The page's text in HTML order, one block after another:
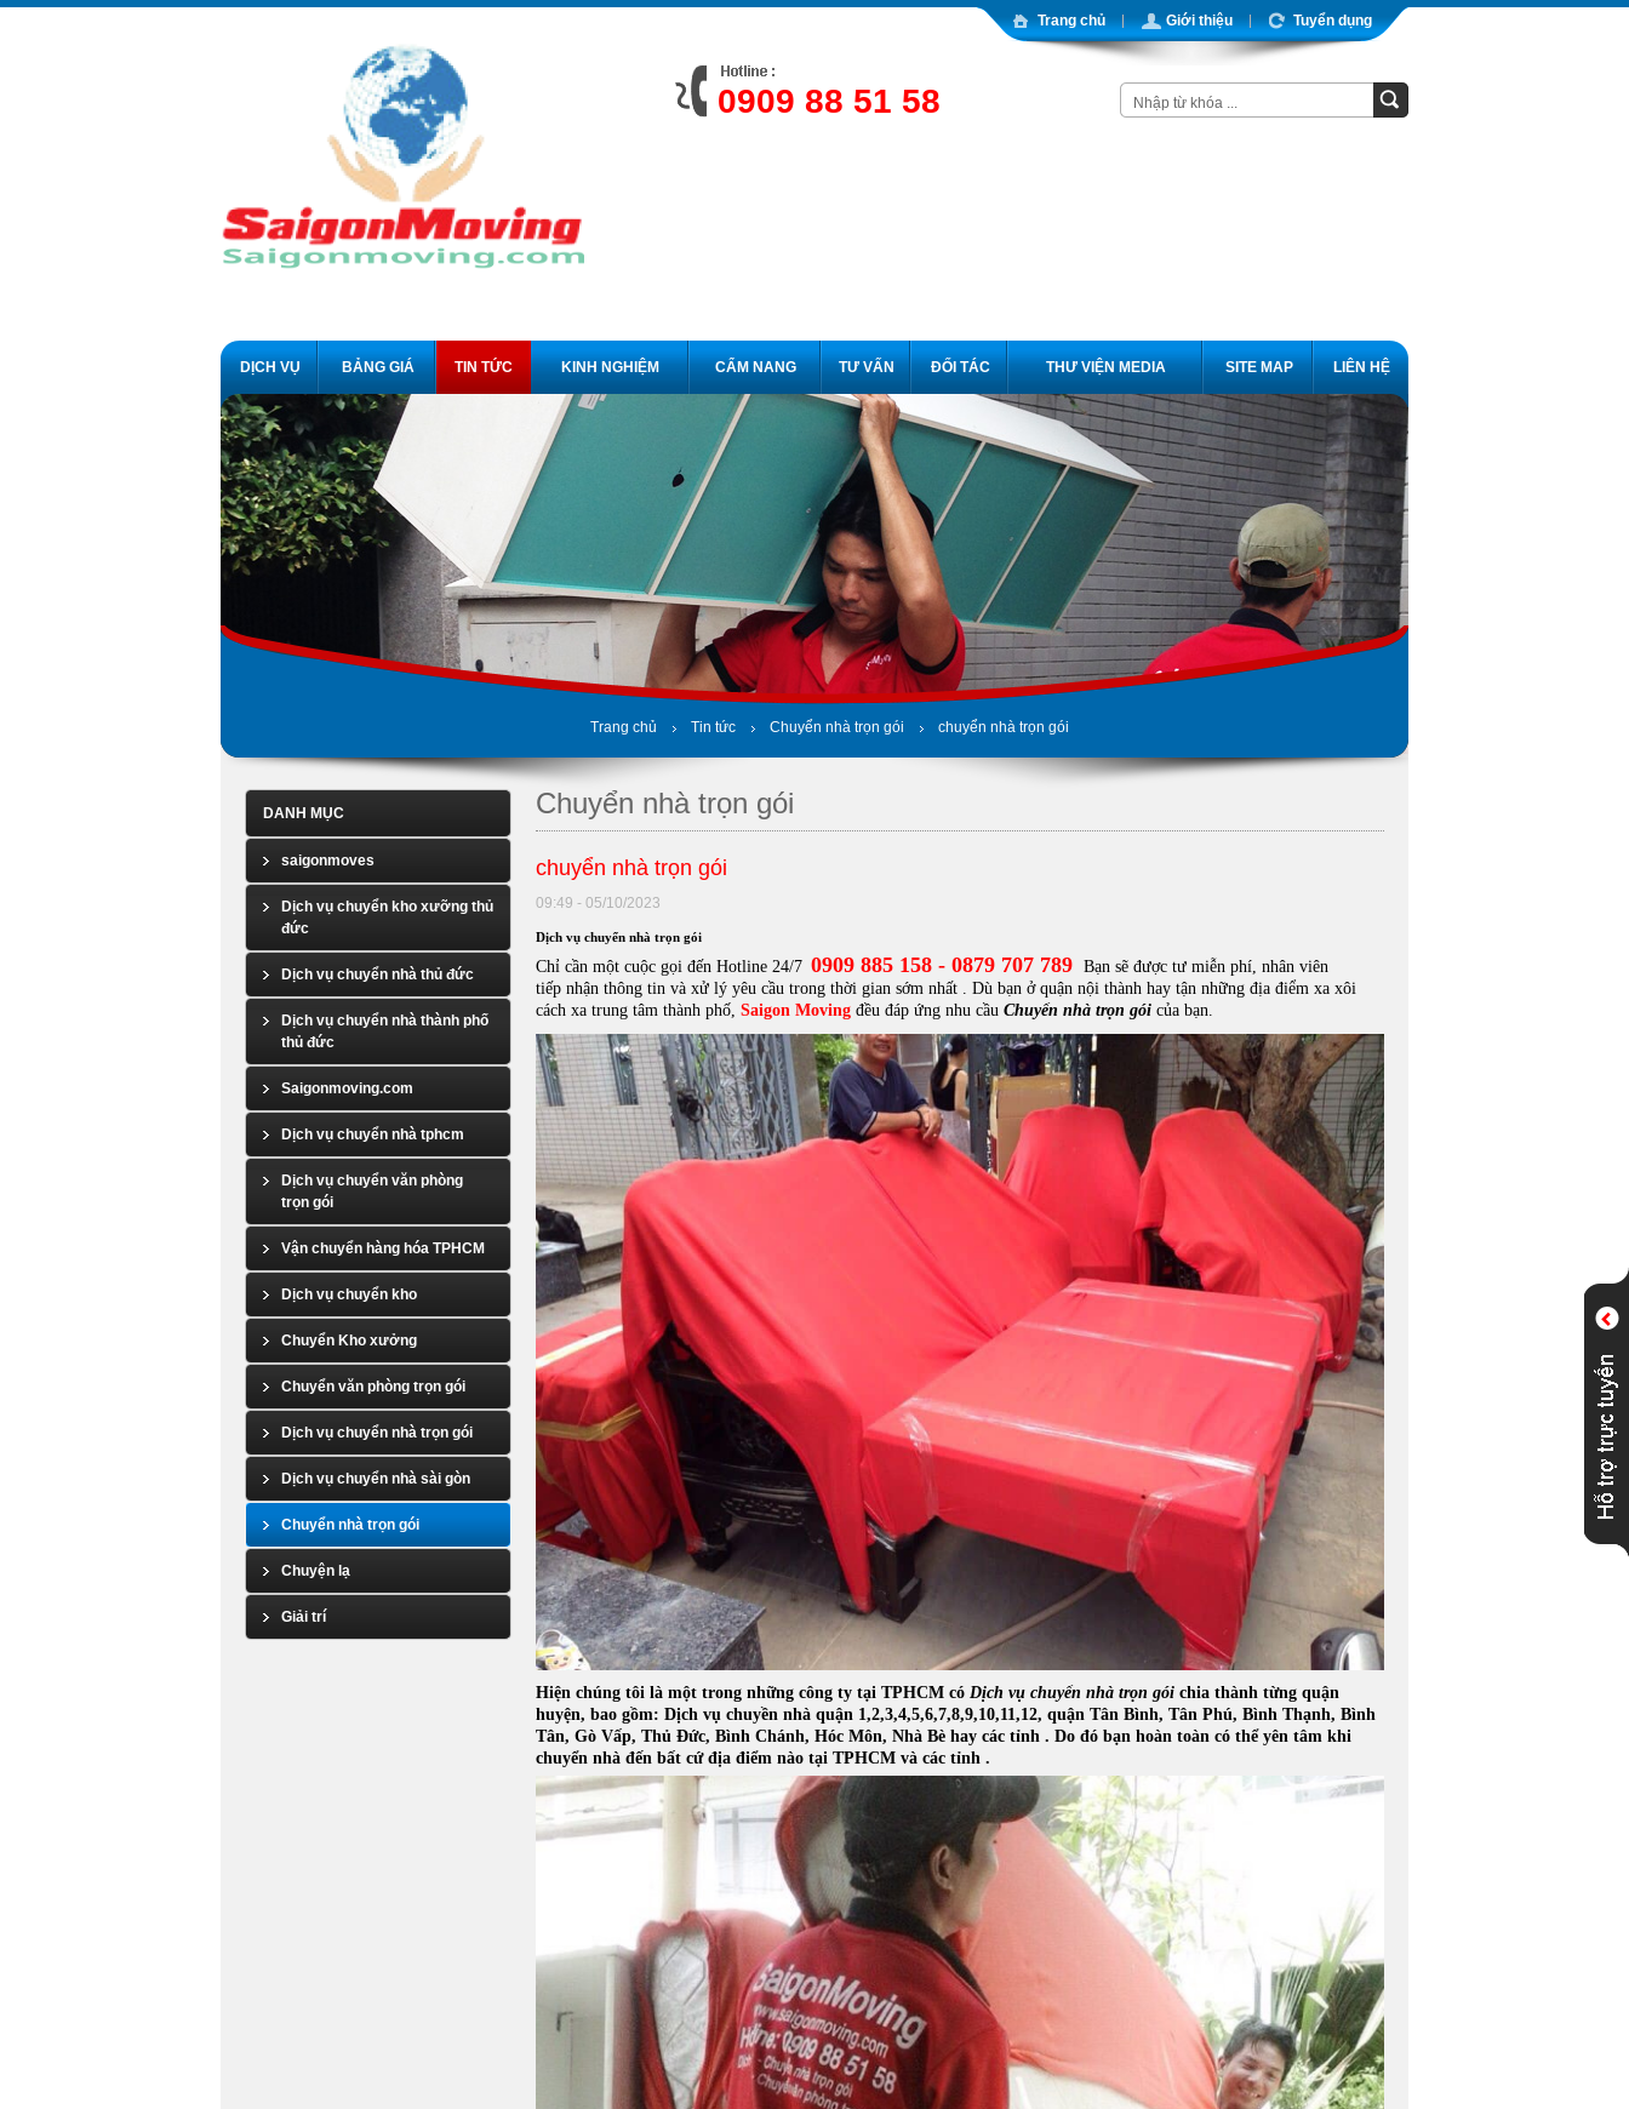
Trang chủ Giới thiệu Tuyển dụng
0909 88 51 58
DỊCH VỤ BẢNG GIÁ TIN TỨC KINH NGHIỆM CẨM NANG TƯ VẤN ĐỐI TÁC THƯ VIỆN MEDIA SITE MAP LIÊN HỆ
Trang chủ Tin tức Chuyển nhà trọn gói chuyển nhà trọn gói
DANH MỤC
saigonmoves
Dịch vụ chuyển kho xưỡng thủ
đức
Dịch vụ chuyển nhà thủ đức
Dịch vụ chuyển nhà thành phố
thủ đức
Saigonmoving.com
Dịch vụ chuyển nhà tphcm
Dịch vụ chuyển văn phòng
trọn gói
Vận chuyển hàng hóa TPHCM
Dịch vụ chuyển kho
Chuyển Kho xưởng
Chuyển văn phòng trọn gói
Dịch vụ chuyển nhà trọn gói
Dịch vụ chuyển nhà sài gòn
Chuyển nhà trọn gói
Chuyện lạ
Giải trí
Chuyển nhà trọn gói
chuyển nhà trọn gói
09:49 - 05/10/2023
Dịch vụ chuyển nhà trọn gói
Chỉ cần một cuộc gọi đến Hotline 24/7 0909 885 158 - 0879 707 789 Bạn sẽ được tư miễn phí, nhân viên
tiếp nhận thông tin và xử lý yêu cầu trong thời gian sớm nhất . Dù bạn ở quận nội thành hay tận những địa điểm xa xôi
cách xa trung tâm thành phố, Saigon Moving đều đáp ứng nhu cầu Chuyển nhà trọn gói của bạn.
Hiện chúng tôi là một trong những công ty tại TPHCM có Dịch vụ chuyển nhà trọn gói chia thành từng quận
huyện, bao gồm: Dịch vụ chuyền nhà quận 1,2,3,4,5,6,7,8,9,10,11,12, quận Tân Bình, Tân Phú, Bình Thạnh, Bình
Tân, Gò Vấp, Thủ Đức, Bình Chánh, Hóc Môn, Nhà Bè hay các tỉnh . Do đó bạn hoàn toàn có thể yên tâm khi
chuyển nhà đến bất cứ địa điểm nào tại TPHCM và các tỉnh .